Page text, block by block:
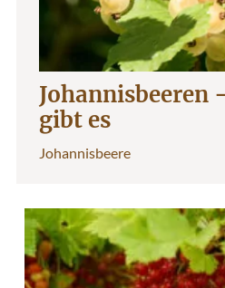
Johannisbeeren
gibt es
Johannisbeere